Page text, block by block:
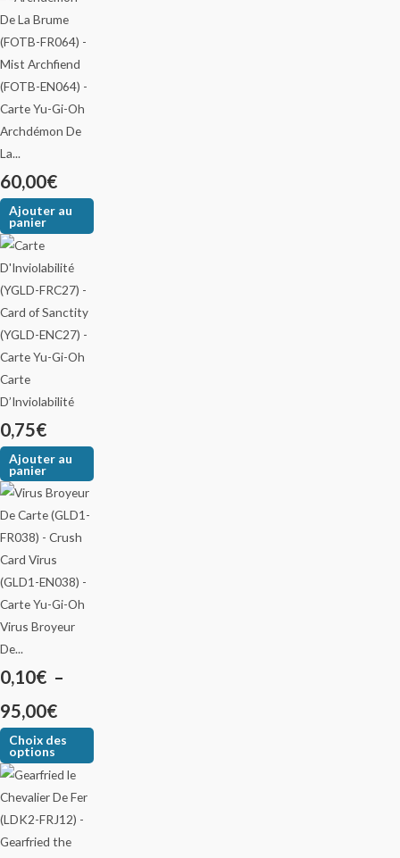
Archdémon De
La...
60,00€
Ajouter au
panier
Carte
D’Inviolabilité
0,75€
Ajouter au
panier
Virus Broyeur
De...
0,10€ –
95,00€
Choix des
options